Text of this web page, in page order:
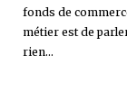
fonds de
métier est de
rien...